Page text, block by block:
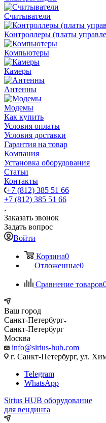
Считыватели
Контроллеры (платы
Компьютеры
Камеры
Антенны
Модемы
Как купить
Условия оплаты
Условия доставки
Гарантия на товар
Компания
Установка оборудования
Статьи
Контакты
+7 (812) 385 51 66
+7 (812) 385 51 66
Заказать звонок
Задать вопрос
Войти
Корзина0
Отложенные0
Сравнение товаров
Ваш город
Санкт-Петербург
Санкт-Петербург
Москва
info@sirius-hub.com
г. Санкт-Петербург, ул.
Telegram
WhatsApp
Sirius HUB оборудование
для вендинга